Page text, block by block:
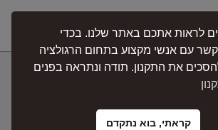
עזור לעובד שלך להתרכז
ולממש את זכויותיו!
לראות אתכם באתר שלנו. בכדי
עם אנשי מקצוע בתחום הרגולציה
את התקנון. תודה ונתראה בפנים
קראתי, בוא נתקדם